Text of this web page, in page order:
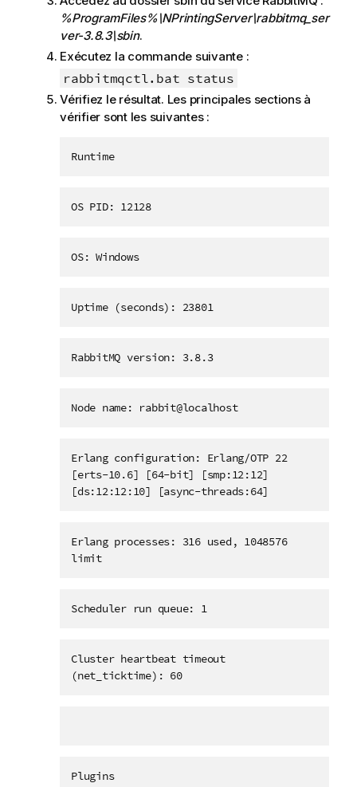
%ProgramFiles%\NPrintingServer\rabbitmq_ser
ver-3.8.3\sbin.
Exécutez la commande suivante :
rabbitmqctl.bat status
Vérifiez le résultat. Les principales sections à
vérifier sont les suivantes :
Runtime
OS PID: 12128
OS: Windows
Uptime (seconds): 23801
RabbitMQ version: 3.8.3
Node name: rabbit@localhost
Erlang configuration: Erlang/OTP 22
[erts-10.6] [64-bit] [smp:12:12]
[ds:12:12:10] [async-threads:64]
Erlang processes: 316 used, 1048576
limit
Scheduler run queue: 1
Cluster heartbeat timeout
(net_ticktime): 60
Plugins